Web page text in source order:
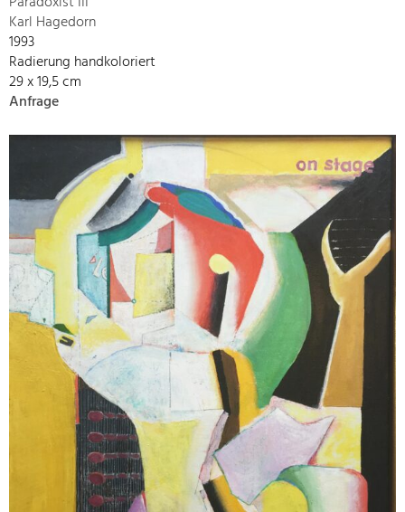
Karl Hagedorn
1993
Radierung handkoloriert
29 x 19,5 cm
Anfrage